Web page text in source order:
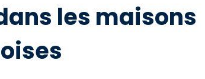
les maisons